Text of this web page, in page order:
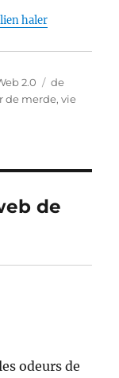
haler
2.0 Étiquettes
de
de merde,vie
de
odeurs de